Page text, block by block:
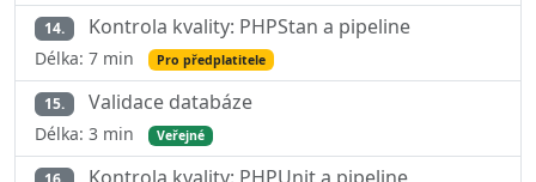
14. Kontrola kvality: PHPStan a pipeline
Délka: 7 min Pro předplatitele
15. Validace databáze
Délka: 3 min Veřejné